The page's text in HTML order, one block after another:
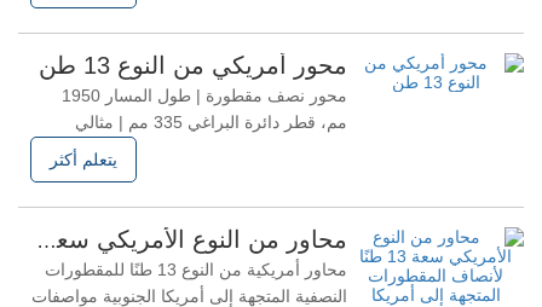
محور أمريكي من النوع 13 طن
محور نصف مقطورة | طول المسار 1950
مم، قطر دائرة البراغي 335 مم | مثالي
للشاحنات والمقطورات - جاهز للشحن في
يتعلم أكثر
محاور من النوع الأمريكي سعة 13 طنًا لأنصاف المقطورات المتجهة إلى أمريكا الجنوبية
محاور أمريكية من النوع 13 طنًا للمقطورات
النصفية المتجهة إلى أمريكا الجنوبية مواصفات